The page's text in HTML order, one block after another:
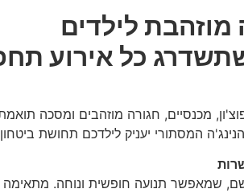
לילדים
כל אירוע
מכנסיים, חגורה מוזהבים ומסכה
המסתורי יעניק לילדכם תחושת
שמאפשר תנועה חופשית ונוחה. מתאימה